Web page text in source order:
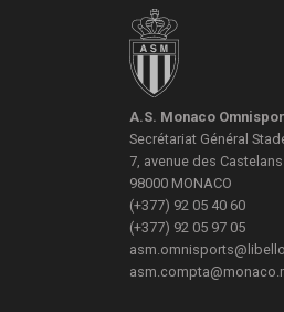
A.S. Monaco
Secrétariat Général
7, avenue des Castelans
98000 MONACO
(+377) 92 05 40 60
(+377) 92 05 97 05